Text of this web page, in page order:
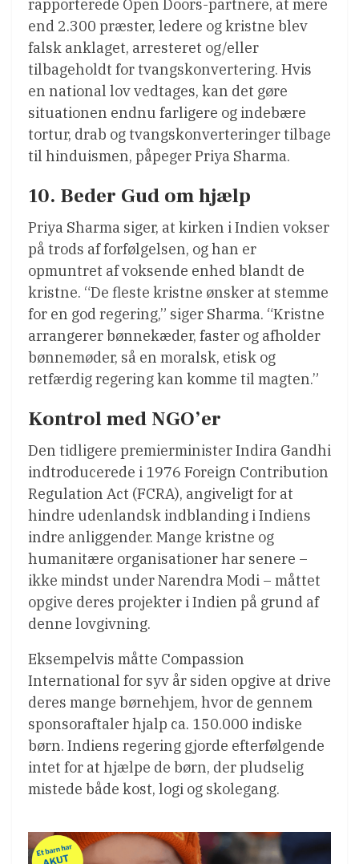
rapporterede Open Doors-partnere, at mere
end 2.300 præster, ledere og kristne blev
falsk anklaget, arresteret og/eller
tilbageholdt for tvangskonvertering. Hvis
en national lov vedtages, kan det gøre
situationen endnu farligere og indebære
tortur, drab og tvangskonverteringer tilbage
til hinduismen, påpeger Priya Sharma.
10. Beder Gud om hjælp
Priya Sharma siger, at kirken i Indien vokser
på trods af forfølgelsen, og han er
opmuntret af voksende enhed blandt de
kristne. “De fleste kristne ønsker at stemme
for en god regering,” siger Sharma. “Kristne
arrangerer bønnekæder, faster og afholder
bønnemøder, så en moralsk, etisk og
retfærdig regering kan komme til magten.”
Kontrol med NGO’er
Den tidligere premierminister Indira Gandhi
indtroducerede i 1976 Foreign Contribution
Regulation Act (FCRA), angiveligt for at
hindre udenlandsk indblanding i Indiens
indre anliggender. Mange kristne og
humanitære organisationer har senere –
ikke mindst under Narendra Modi – måttet
opgive deres projekter i Indien på grund af
denne lovgivning.
Eksempelvis måtte Compassion
International for syv år siden opgive at drive
deres mange børnehjem, hvor de gennem
sponsoraftaler hjalp ca. 150.000 indiske
børn. Indiens regering gjorde efterfølgende
intet for at hjælpe de børn, der pludselig
mistede både kost, logi og skolegang.